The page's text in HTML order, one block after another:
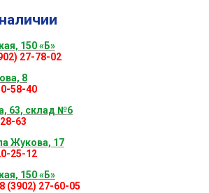
150 «Б»
27-78-02
8
58-40
63, склад №6
63
Жукова, 17
25-12
150 «Б»
(3902) 27-60-05